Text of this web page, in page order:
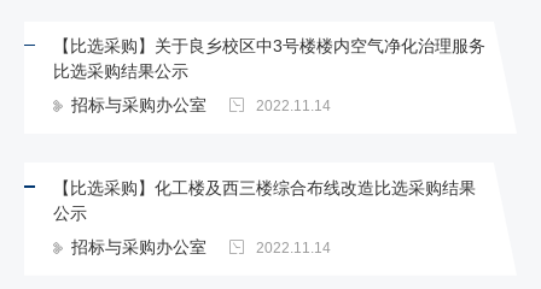
【比选采购】关于良乡校区中3号楼楼内空气净化治理服务
比选采购结果公示
招标与采购办公室
2022.11.14
【比选采购】化工楼及西三楼综合布线改造比选采购结果
公示
招标与采购办公室
2022.11.14